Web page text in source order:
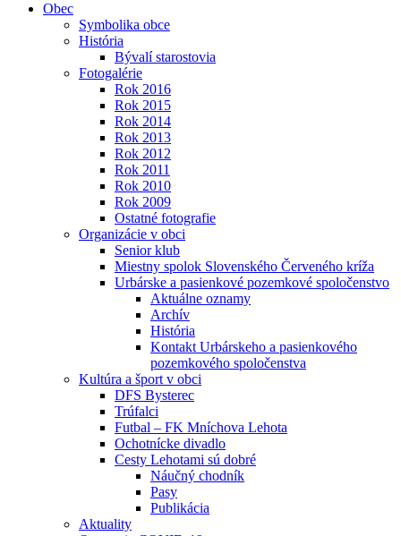
Obec
Symbolika obce
História
Bývalí starostovia
Fotogalérie
Rok 2016
Rok 2015
Rok 2014
Rok 2013
Rok 2012
Rok 2011
Rok 2010
Rok 2009
Ostatné fotografie
Organizácie v obci
Senior klub
Miestny spolok Slovenského Červeného kríža
Urbárske a pasienkové pozemkové spoločenstvo
Aktuálne oznamy
Archív
História
Kontakt Urbárskeho a pasienkového
pozemkového spoločenstva
Kultúra a šport v obci
DFS Bysterec
Trúfalci
Futbal – FK Mníchova Lehota
Ochotnícke divadlo
Cesty Lehotami sú dobré
Náučný chodník
Pasy
Publikácia
Aktuality